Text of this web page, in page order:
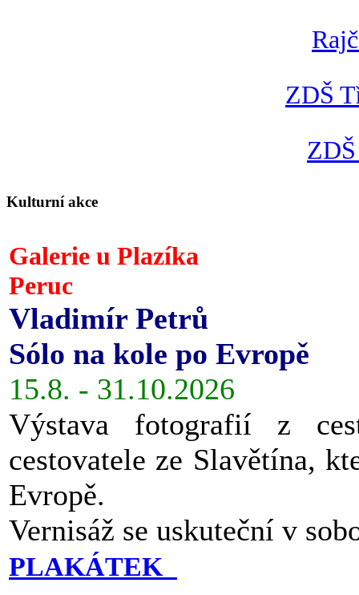
ZDŠ
Kulturní akce
Galerie u Plazíka
Peruc
Vladimír Petrů
Sólo na kole po Evropě
15.8. - 31.10.2026
Výstava fotografií z
cestovatele ze Slavětína,
Evropě.
Vernisáž se uskuteční v
PLAKÁTEK